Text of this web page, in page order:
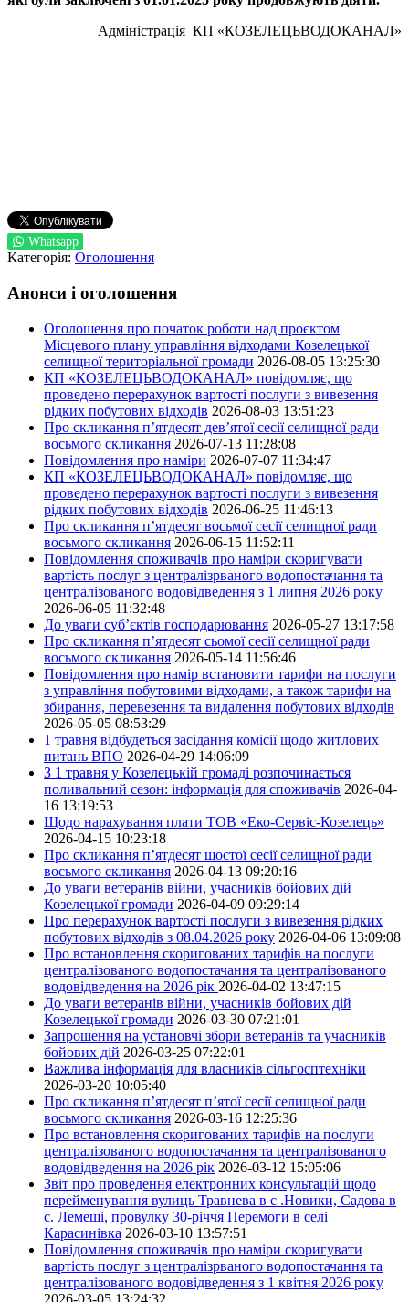
Адміністрація КП «КОЗЕЛЕЦЬВОДОКАНАЛ»
Whatsapp
Категорія: Оголошення
Анонси і оголошення
Оголошення про початок роботи над проєктом
Місцевого плану управління відходами Козелецької
селищної територіальної громади 2026-08-05 13:25:30
КП «КОЗЕЛЕЦЬВОДОКАНАЛ» повідомляє, що
проведено перерахунок вартості послуги з вивезення
рідких побутових відходів 2026-08-03 13:51:23
Про скликання п’ятдесят дев’ятої сесії селищної ради
восьмого скликання 2026-07-13 11:28:08
Повідомлення про наміри 2026-07-07 11:34:47
КП «КОЗЕЛЕЦЬВОДОКАНАЛ» повідомляє, що
проведено перерахунок вартості послуги з вивезення
рідких побутових відходів 2026-06-25 11:46:13
Про скликання п’ятдесят восьмої сесії селищної ради
восьмого скликання 2026-06-15 11:52:11
Повідомлення споживачів про наміри скоригувати
вартість послуг з централізрваного водопостачання та
централізованого водовідведення з 1 липня 2026 року
2026-06-05 11:32:48
До уваги суб’єктів господарювання 2026-05-27 13:17:58
Про скликання п’ятдесят сьомої сесії селищної ради
восьмого скликання 2026-05-14 11:56:46
Повідомлення про намір встановити тарифи на послуги
з управління побутовими відходами, а також тарифи на
збирання, перевезення та видалення побутових відходів
2026-05-05 08:53:29
1 травня відбудеться засідання комісії щодо житлових
питань ВПО 2026-04-29 14:06:09
З 1 травня у Козелецькій громаді розпочинається
поливальний сезон: інформація для споживачів 2026-04-
16 13:19:53
Щодо нарахування плати ТОВ «Еко-Сервіс-Козелець»
2026-04-15 10:23:18
Про скликання п’ятдесят шостої сесії селищної ради
восьмого скликання 2026-04-13 09:20:16
До уваги ветеранів війни, учасників бойових дій
Козелецької громади 2026-04-09 09:29:14
Про перерахунок вартості послуги з вивезення рідких
побутових відходів з 08.04.2026 року 2026-04-06 13:09:08
Про встановлення скоригованих тарифів на послуги
централізованого водопостачання та централізованого
водовідведення на 2026 рік 2026-04-02 13:47:15
До уваги ветеранів війни, учасників бойових дій
Козелецької громади 2026-03-30 07:21:01
Запрошення на установчі збори ветеранів та учасників
бойових дій 2026-03-25 07:22:01
Важлива інформація для власників сільгосптехніки
2026-03-20 10:05:40
Про скликання п’ятдесят п’ятої сесії селищної ради
восьмого скликання 2026-03-16 12:25:36
Про встановлення скоригованих тарифів на послуги
централізованого водопостачання та централізованого
водовідведення на 2026 рік 2026-03-12 15:05:06
Звіт про проведення електронних консультацій щодо
перейменування вулиць Травнева в с .Новики, Садова в
с. Лемеші, провулку 30-річчя Перемоги в селі
Карасинівка 2026-03-10 13:57:51
Повідомлення споживачів про наміри скоригувати
вартість послуг з централізрваного водопостачання та
централізованого водовідведення з 1 квітня 2026 року
2026-03-05 13:24:32